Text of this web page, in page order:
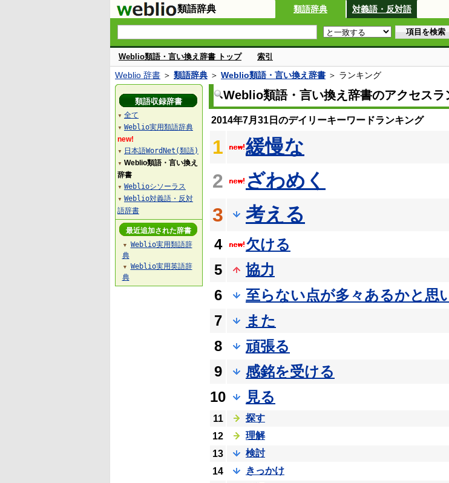
類語辞典 類語辞典 対義語・反対語
Weblio類語・言い換え辞書 トップ 索引
Weblio 辞書 ＞ 類語辞典 ＞ Weblio類語・言い換え辞書 ＞ ランキング
Weblio類語・言い換え辞書のアクセスラ
2014年7月31日のデイリーキーワードランキング
1
緩慢な
2
ざわめく
3
考える
4
欠ける
5
協力
6
至らない点が多々あるかと思
7
また
8
頑張る
9
感銘を受ける
10
見る
11
探す
12
理解
13
検討
14
きっかけ
類語収録辞書
▼ 全て
▼ Weblio実用類語辞典
new!
▼ 日本語WordNet(類語)
▼ Weblio類語・言い換え
辞書
▼ Weblioシソーラス
▼ Weblio対義語・反対
語辞書
最近追加された辞書
▼
Weblio実用類語辞
典
▼
Weblio実用英語辞
典